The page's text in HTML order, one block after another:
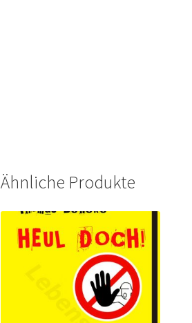
Ähnliche Produkte